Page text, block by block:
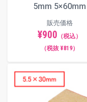
5mm 5×60mm
販売価格
¥900 （税込）
（税抜 ¥819）